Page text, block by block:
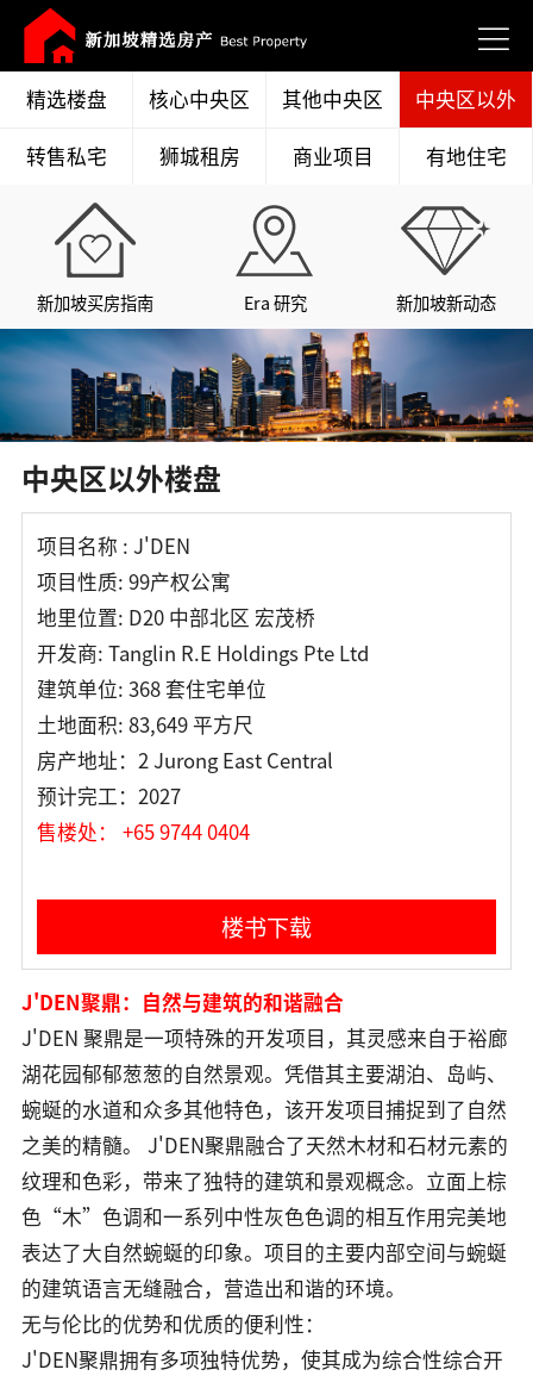
精选楼盘 核心中央区 其他中央区
中央区以外
转售私宅
狮城租房 商业项目 有地住宅
新加坡买房指南 Era 研究 新加坡新动态
中央区以外楼盘
项目名称 : J'DEN
项目性质: 99产权公寓
地里位置: D20 中部北区 宏茂桥
开发商: Tanglin R.E Holdings Pte Ltd
建筑单位: 368 套住宅单位
土地面积: 83,649 平方尺
房产地址：2 Jurong East Central
预计完工：2027
售楼处： +65 9744 0404
楼书下载
J'DEN聚鼎：自然与建筑的和谐融合
J'DEN 聚鼎是一项特殊的开发项目，其灵感来自于裕廊
湖花园郁郁葱葱的自然景观。凭借其主要湖泊、岛屿、
蜿蜒的水道和众多其他特色，该开发项目捕捉到了自然
之美的精髓。 J'DEN聚鼎融合了天然木材和石材元素的
纹理和色彩，带来了独特的建筑和景观概念。立面上棕
色“木”色调和一系列中性灰色色调的相互作用完美地
表达了大自然蜿蜒的印象。项目的主要内部空间与蜿蜒
的建筑语言无缝融合，营造出和谐的环境。
无与伦比的优势和优质的便利性：
J'DEN聚鼎拥有多项独特优势，使其成为综合性综合开